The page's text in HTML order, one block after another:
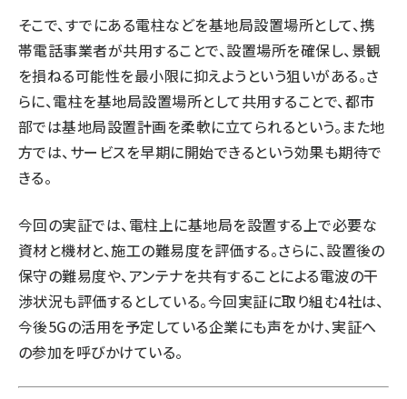
そこで、すでにある電柱などを基地局設置場所として、携
帯電話事業者が共用することで、設置場所を確保し、景観
を損ねる可能性を最小限に抑えようという狙いがある。さ
らに、電柱を基地局設置場所として共用することで、都市
部では基地局設置計画を柔軟に立てられるという。また地
方では、サービスを早期に開始できるという効果も期待で
きる。
今回の実証では、電柱上に基地局を設置する上で必要な
資材と機材と、施工の難易度を評価する。さらに、設置後の
保守の難易度や、アンテナを共有することによる電波の干
渉状況も評価するとしている。今回実証に取り組む4社は、
今後5Gの活用を予定している企業にも声をかけ、実証へ
の参加を呼びかけている。